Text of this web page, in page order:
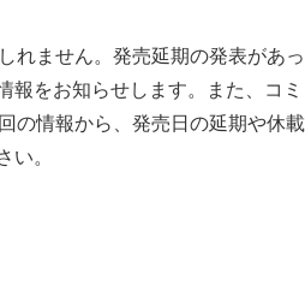
れません。発売延期の発表があっ
をお知らせします。また、コミ
の情報から、発売日の延期や休載
い。